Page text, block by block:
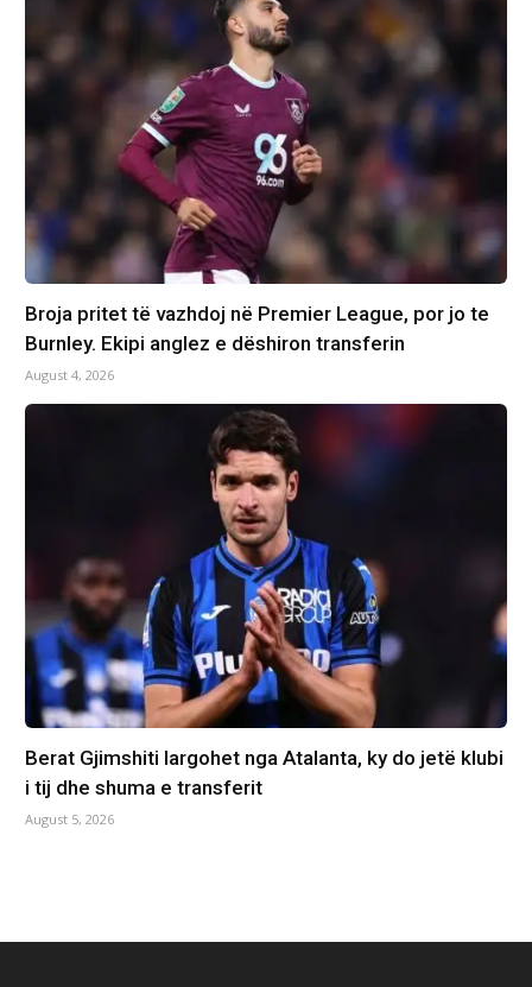
Broja pritet të vazhdoj në Premier League, por jo te
Burnley. Ekipi anglez e dëshiron transferin
August 4, 2026
Berat Gjimshiti largohet nga Atalanta, ky do jetë klubi
i tij dhe shuma e transferit
August 5, 2026